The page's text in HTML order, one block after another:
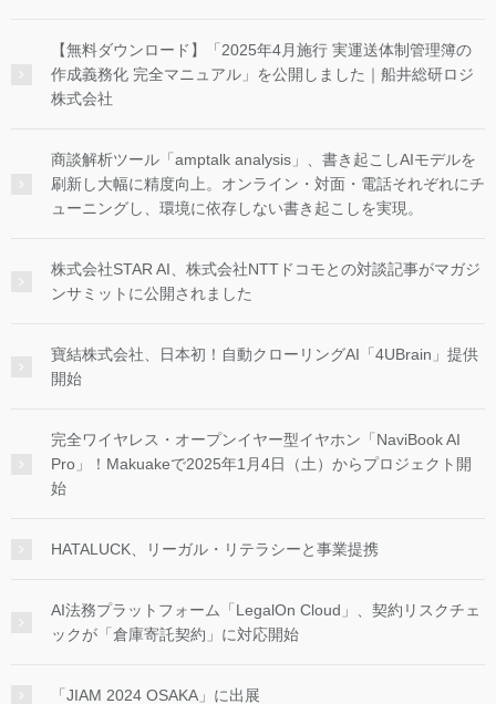
【無料ダウンロード】「2025年4月施行 実運送体制管理簿の
作成義務化 完全マニュアル」を公開しました｜船井総研ロジ
株式会社
商談解析ツール「amptalk analysis」、書き起こしAIモデルを
刷新し大幅に精度向上。オンライン・対面・電話それぞれにチ
ューニングし、環境に依存しない書き起こしを実現。
株式会社STAR AI、株式会社NTTドコモとの対談記事がマガジ
ンサミットに公開されました
寶結株式会社、日本初！自動クローリングAI「4UBrain」提供
開始
完全ワイヤレス・オープンイヤー型イヤホン「NaviBook AI
Pro」！Makuakeで2025年1月4日（土）からプロジェクト開
始
HATALUCK、リーガル・リテラシーと事業提携
AI法務プラットフォーム「LegalOn Cloud」、契約リスクチェ
ックが「倉庫寄託契約」に対応開始
「JIAM 2024 OSAKA」に出展